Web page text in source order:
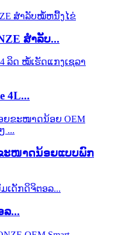
ສຳລັບ...
4L...
ະໜາດນ້ອຍແບບພົກ
...